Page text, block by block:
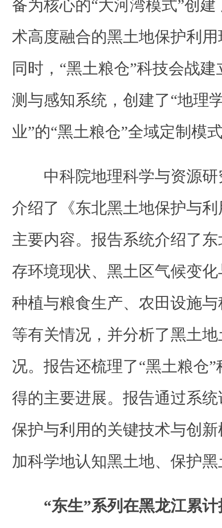
备为核心的“大河湾模式”创
术高度融合的黑土地保护利
同时，“黑土粮仓”科技会战
测与感知系统，创建了“地理
业”的“黑土粮仓”全域定制模
中科院地理科学与资源研
介绍了《东北黑土地保护与
主要内容。报告系统介绍了
存环境现状、黑土区气候变
种植与粮食生产、农田设施
等有关情况，并分析了黑土
况。报告还梳理了“黑土粮仓
得的主要进展。报告通过系
保护与利用的关键技术与创
加科学地认知黑土地、保护
“东生”系列在黑龙江累